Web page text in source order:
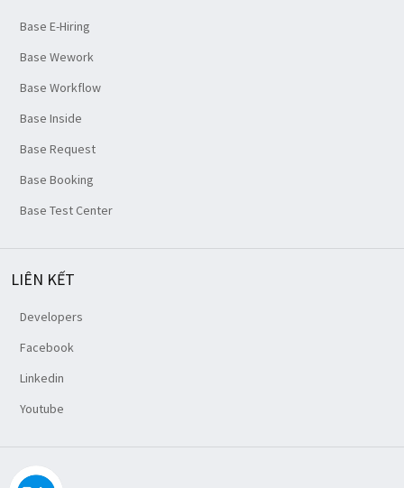
Base E-Hiring
Base Wework
Base Workflow
Base Inside
Base Request
Base Booking
Base Test Center
LIÊN KẾT
Developers
Facebook
Linkedin
Youtube